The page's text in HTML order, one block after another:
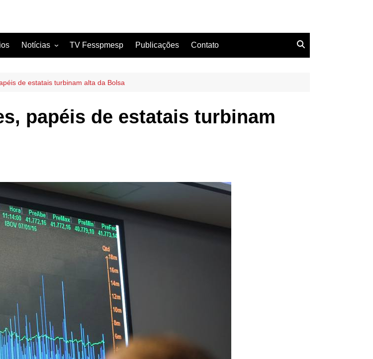
Notícias
Artigos
TV Fesspmesp Publicações Contato
de estatais turbinam alta da Bolsa
papéis de estatais turbinam